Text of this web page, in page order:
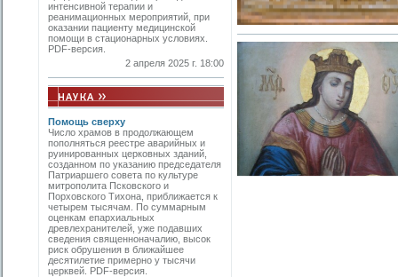
интенсивной терапии и
реанимационных мероприятий, при
оказании пациенту медицинской
помощи в стационарных условиях.
PDF-версия.
2 апреля 2025 г. 18:00
Помощь сверху
Число храмов в продолжающем
пополняться реестре аварийных и
руинированных церковных зданий,
созданном по указанию председателя
Патриаршего совета по культуре
митропо­лита Псковского и
Порховского Тихона, приближается к
четырем тысячам. По суммарным
оценкам епархиальных
древлехранителей, уже подавших
сведения священноначалию, высок
риск обрушения в ближайшее
десятилетие примерно у тысячи
церквей. PDF-версия.